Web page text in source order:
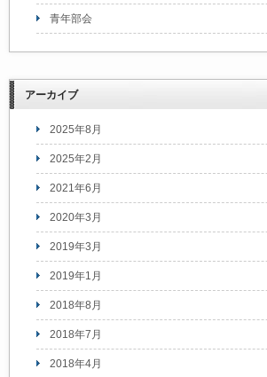
青年部会
アーカイブ
2025年8月
2025年2月
2021年6月
2020年3月
2019年3月
2019年1月
2018年8月
2018年7月
2018年4月